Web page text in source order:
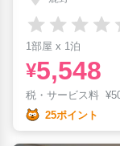
1部屋 x 1泊
¥5,548
税・サービス料 ¥
25ポイント